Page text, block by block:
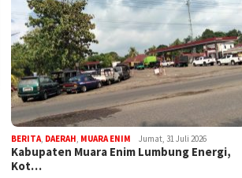
BERITA, DAERAH, MUARA ENIM Jumat, 31 Juli 2026
Kabupaten Muara Enim Lumbung Energi,
Kot…